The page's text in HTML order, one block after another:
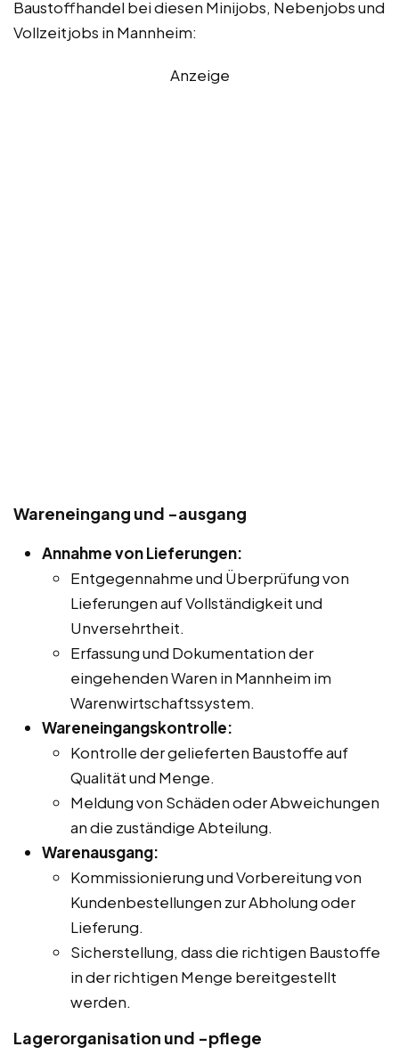
Baustoffhandel bei diesen Minijobs, Nebenjobs und
Vollzeitjobs in Mannheim:
Anzeige
Wareneingang und -ausgang
Annahme von Lieferungen:
Entgegennahme und Überprüfung von
Lieferungen auf Vollständigkeit und
Unversehrtheit.
Erfassung und Dokumentation der
eingehenden Waren in Mannheim im
Warenwirtschaftssystem.
Wareneingangskontrolle:
Kontrolle der gelieferten Baustoffe auf
Qualität und Menge.
Meldung von Schäden oder Abweichungen
an die zuständige Abteilung.
Warenausgang:
Kommissionierung und Vorbereitung von
Kundenbestellungen zur Abholung oder
Lieferung.
Sicherstellung, dass die richtigen Baustoffe
in der richtigen Menge bereitgestellt
werden.
Lagerorganisation und -pflege